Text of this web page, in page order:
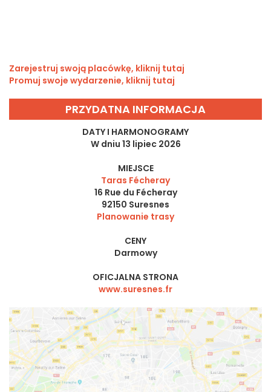
Zarejestruj swoją placówkę, kliknij tutaj
Promuj swoje wydarzenie, kliknij tutaj
PRZYDATNA INFORMACJA
DATY I HARMONOGRAMY
W dniu 13 lipiec 2026
MIEJSCE
Taras Fécheray
16 Rue du Fécheray
92150 Suresnes
Planowanie trasy
CENY
Darmowy
OFICJALNA STRONA
www.suresnes.fr